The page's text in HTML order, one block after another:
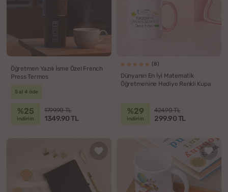
Öğretmen Yazılı İsme Özel French
Press Termos
5 al 4 öde
%25
indirim
1799.90 TL
1349.90 TL
(8)
Dünyanın En İyi Matematik
Öğretmenine Hediye Renkli Kupa
%29
indirim
424.90 TL
299.90 TL